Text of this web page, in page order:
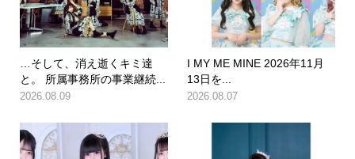
…そして、消え逝くキミ達
と。 所属事務所の事業継続...
2026.08.09
I MY ME MINE 2026年11月
13日を...
2026.08.07